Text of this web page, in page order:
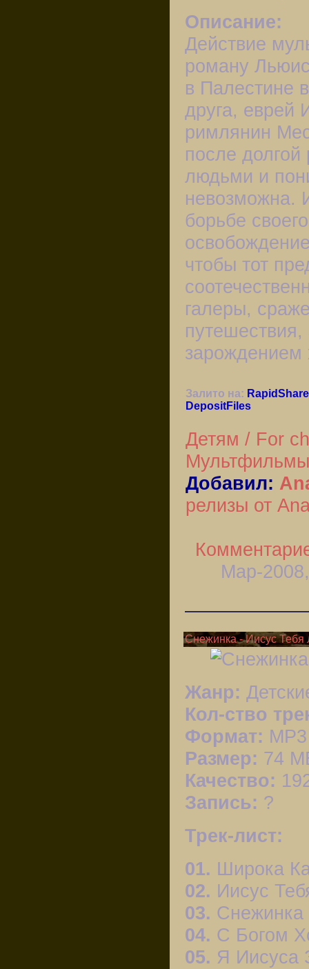
Описание:
Действие
роману
в Палестине
друга, еврей
римлянин
после
людьми и
невозможна.
борьбе
чтобы тот
галеры,
зарождением
Залито на: RapidShare
DepositFiles
Детям / For
Мультфильмы
Добавил:
релизы от
Мар-
Снежинка - Иисус
Жанр:
Кол-ство
Формат: МР3
Размер: 74
Качество:
Запись: ?
Трек-лист:
01. Широка
02. Иисус
03. Снежинка
04. С Богом
05. Я Иисуса